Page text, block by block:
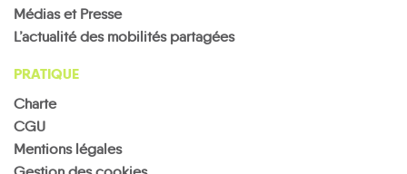
Médias et Presse
L’actualité des mobilités partagées
PRATIQUE
Charte
CGU
Mentions légales